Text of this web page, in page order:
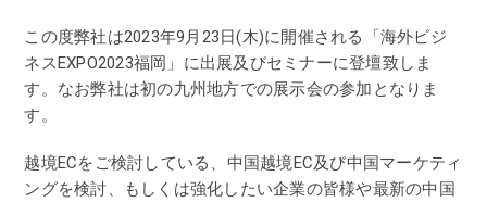
この度弊社は2023年9月23日(木)に開催される「海外ビジ
ネスEXPO2023福岡」に出展及びセミナーに登壇致しま
す。なお弊社は初の九州地方での展示会の参加となりま
す。
越境ECをご検討している、中国越境EC及び中国マーケティ
ングを検討、もしくは強化したい企業の皆様や最新の中国